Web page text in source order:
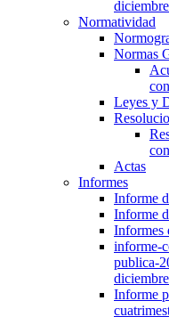
Normatividad
Normas
Leyes y
Actas
Informes
Informe
Informe
Informes
informe-
publica-
Informe